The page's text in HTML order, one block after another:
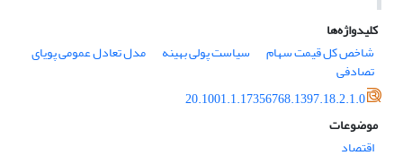
کلیدواژه‌ها
شاخص کل قیمت سهام
سیاست پولی بهینه مدل تعادل عمومی پویای
تصادفی
20.1001.1.17356768.1397.18.2.1.0
موضوعات
اقتصاد